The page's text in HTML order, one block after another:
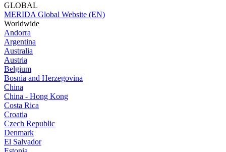
GLOBAL
MERIDA Global Website (EN)
Worldwide
Andorra
Argentina
Australia
Austria
Belgium
Bosnia and Herzegovina
China
China - Hong Kong
Costa Rica
Croatia
Czech Republic
Denmark
El Salvador